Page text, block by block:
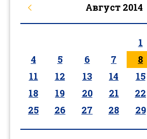
Август 2014
1
4
5 6 7 8
11
12 13 14 15
18
19 20 21 22
25
26 27 28 29